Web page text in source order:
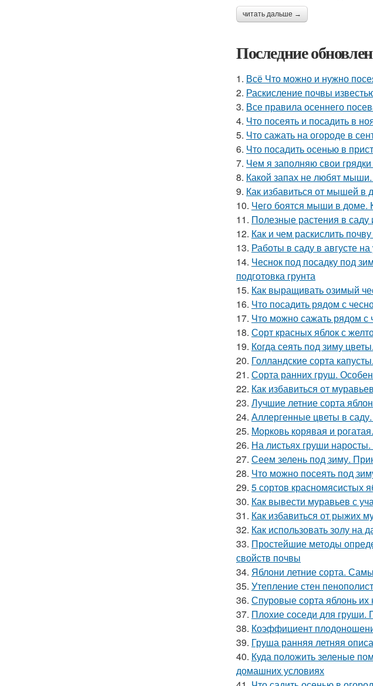
читать дальше →
Последние
1. Всё Что можно и нужно
2. Раскисление почвы
3. Все правила осеннего
4. Что посеять и посадить в
5. Что сажать на огороде в
6. Что посадить осенью в
7. Чем я заполняю свои
8. Какой запах не любят
9. Как избавиться от мышей
10. Чего боятся мыши в доме.
11. Полезные растения в саду
12. Как и чем раскислить
13. Работы в саду в августе
14. Чеснок под посадку под
подготовка грунта
15. Как выращивать озимый
16. Что посадить рядом с
17. Что можно сажать рядом с
18. Сорт красных яблок с
19. Когда сеять под зиму
20. Голландские сорта
21. Сорта ранних груш.
22. Как избавиться от
23. Лучшие летние сорта
24. Аллергенные цветы в
25. Морковь корявая и
26. На листьях груши
27. Сеем зелень под зиму.
28. Что можно посеять под
29. 5 сортов красномясистых
30. Как вывести муравьев с
31. Как избавиться от рыжих
32. Как использовать золу на
33. Простейшие методы
свойств почвы
34. Яблони летние сорта.
35. Утепление стен
36. Спуровые сорта яблонь их
37. Плохие соседи для груши.
38. Коэффициент
39. Груша ранняя летняя
40. Куда положить зеленые
домашних условиях